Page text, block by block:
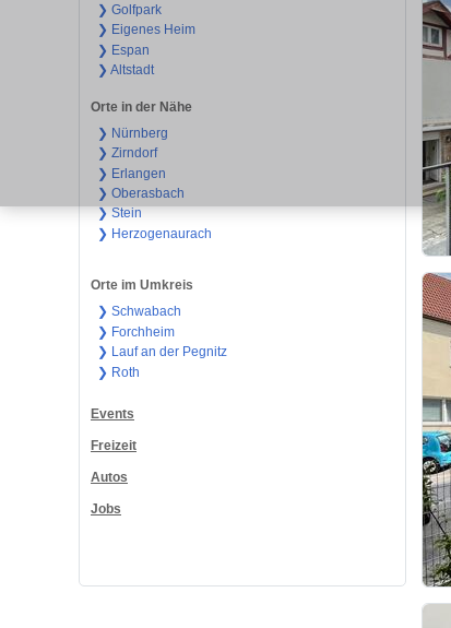
❯ Golfpark
❯ Eigenes Heim
❯ Espan
❯ Altstadt
Orte in der Nähe
❯ Nürnberg
❯ Zirndorf
❯ Erlangen
❯ Oberasbach
❯ Stein
❯ Herzogenaurach
Orte im Umkreis
❯ Schwabach
❯ Forchheim
❯ Lauf an der Pegnitz
❯ Roth
Events
Freizeit
Autos
Jobs